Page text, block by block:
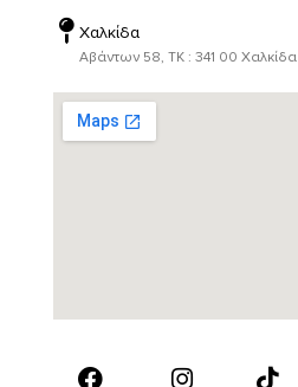
Χαλκίδα
Αβάντων 58, ΤΚ : 341 00 Χαλκίδα